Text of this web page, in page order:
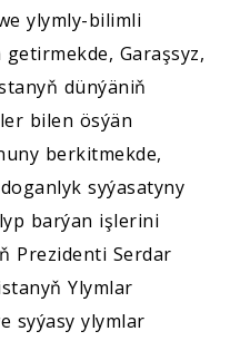
ylymly-bilimli
Garaşsyz,
dünýäniň
bilen ösýän
berkitmekde,
syýasatyny
barýan işlerini
Prezidenti Serdar
Ylymlar
syýasy ylymlar